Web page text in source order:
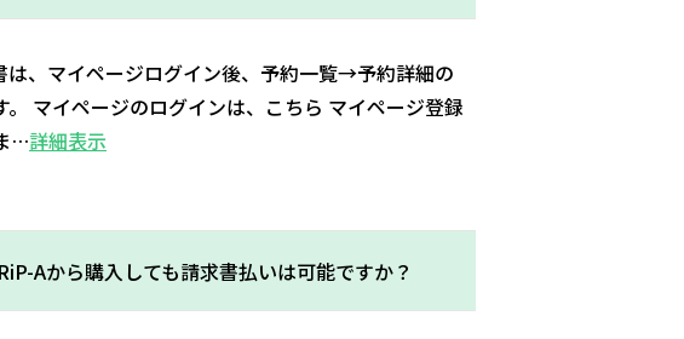
は、マイページログイン後、予約一覧→予約詳細の
。 マイページのログインは、こちら マイページ登録
…詳細表示
Aから購入しても請求書払いは可能ですか？